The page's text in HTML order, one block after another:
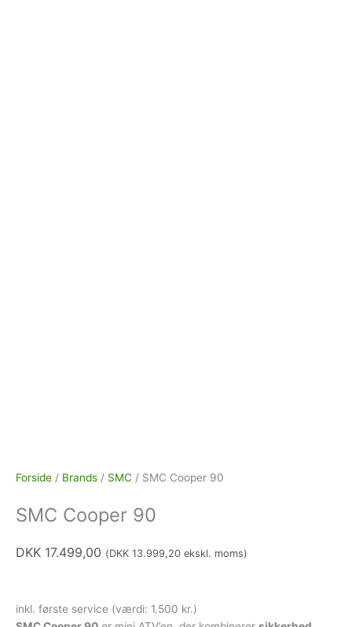
Forside / Brands / SMC / SMC Cooper 90
SMC Cooper 90
DKK 17.499,00 (DKK 13.999,20 ekskl. moms)
inkl. første service (værdi: 1.500 kr.)